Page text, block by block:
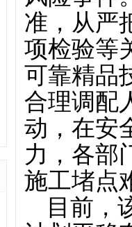
准，从严
项检验等
可靠精品
合理调配
动，在安
力，各部
施工堵点
目前，